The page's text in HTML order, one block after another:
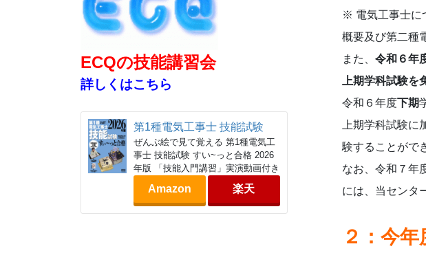
※ 電気工事士に
概要及び第二種
また、 令和６年
上期学科試験を
令和６年度 下期
上期学科試験に
験することがで
なお、令和７年
には、当センタ
２：今
ECQの技能講習会
詳しくはこちら
第1種電気工事士 技能試験
ぜんぶ絵で見て覚える 第1種電気工
事士 技能試験 すい~っと合格 2026
年版 「技能入門講習」実演動画付き
Amazon 楽天